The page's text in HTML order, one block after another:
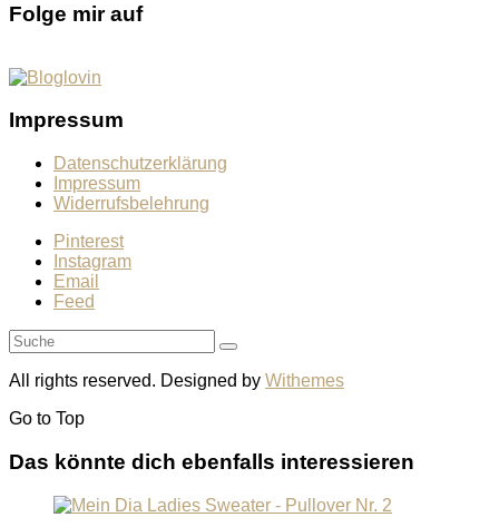
Folge mir auf
Impressum
Datenschutzerklärung
Impressum
Widerrufsbelehrung
Pinterest
Instagram
Email
Feed
All rights reserved. Designed by Withemes
Go to Top
Das könnte dich ebenfalls interessieren